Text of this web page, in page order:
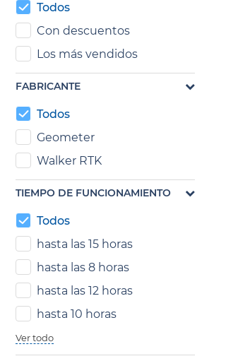
Todos
Con descuentos
Los más vendidos
FABRICANTE
Todos
Geometer
Walker RTK
TIEMPO DE FUNCIONAMIENTO
Todos
hasta las 15 horas
hasta las 8 horas
hasta las 12 horas
hasta 10 horas
Ver todo